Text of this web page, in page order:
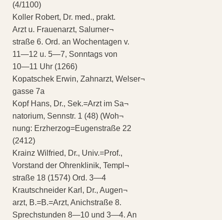
(4/1100)
Koller Robert, Dr. med., prakt.
Arzt u. Frauenarzt, Salurner¬
straße 6. Ord. an Wochentagen v.
11—12 u. 5—7, Sonntags von
10—11 Uhr (1266)
Kopatschek Erwin, Zahnarzt, Welser¬
gasse 7a
Kopf Hans, Dr., Sek.=Arzt im Sa¬
natorium, Sennstr. 1 (48) (Woh¬
nung: Erzherzog=Eugenstraße 22
(2412)
Krainz Wilfried, Dr., Univ.=Prof.,
Vorstand der Ohrenklinik, Templ¬
straße 18 (1574) Ord. 3—4
Krautschneider Karl, Dr., Augen¬
arzt, B.=B.=Arzt, Anichstraße 8.
Sprechstunden 8—10 und 3—4. An